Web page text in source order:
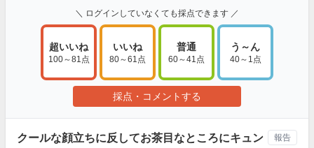
＼ ログインしていなくても採点できます ／
超いいね
100～81点
いいね
80～61点
普通
60～41点
う～ん
40～1点
採点・コメントする
クールな顔立ちに反してお茶目なところにキュン
報告